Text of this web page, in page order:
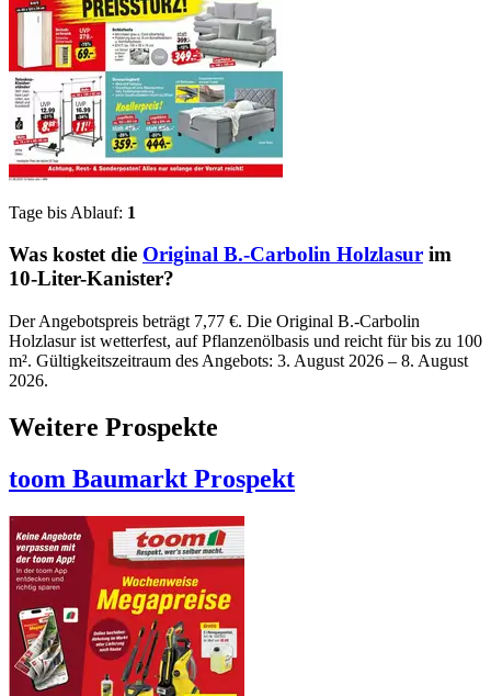
Tage bis Ablauf: 1
Was kostet die Original B.-Carbolin Holzlasur im
10-Liter-Kanister?
Der Angebotspreis beträgt 7,77 €. Die Original B.-Carbolin
Holzlasur ist wetterfest, auf Pflanzenölbasis und reicht für bis zu 100
m². Gültigkeitszeitraum des Angebots: 3. August 2026 – 8. August
2026.
Weitere Prospekte
toom Baumarkt Prospekt